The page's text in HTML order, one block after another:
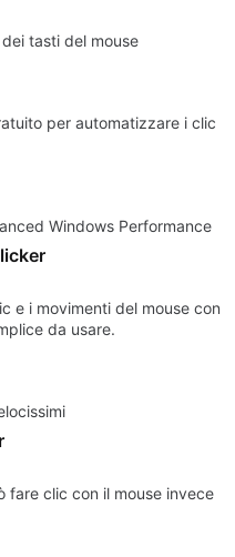
tasti del mouse
per automatizzare i clic
Windows Performance
e i movimenti del mouse con
da usare.
fare clic con il mouse invece